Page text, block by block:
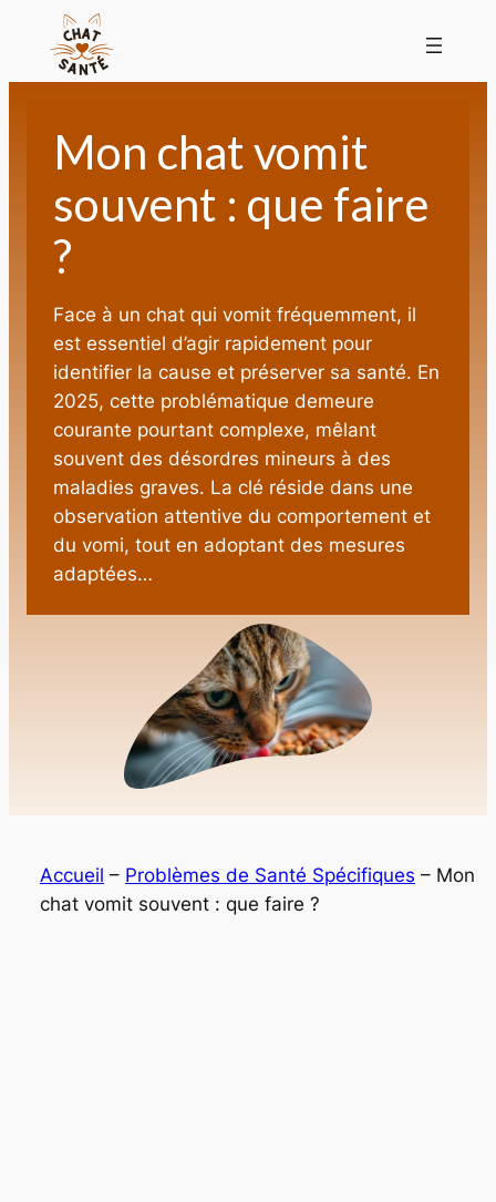
Mon chat vomit
souvent : que faire
?
Face à un chat qui vomit fréquemment, il
est essentiel d’agir rapidement pour
identifier la cause et préserver sa santé. En
2025, cette problématique demeure
courante pourtant complexe, mêlant
souvent des désordres mineurs à des
maladies graves. La clé réside dans une
observation attentive du comportement et
du vomi, tout en adoptant des mesures
adaptées…
Accueil – Problèmes de Santé Spécifiques – Mon
chat vomit souvent : que faire ?